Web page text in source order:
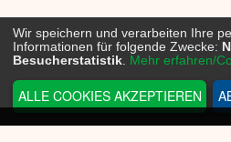
Wir speichern und verarbeiten Ihre
Informationen für folgende Zwecke:
Besucherstatistik Mehr erfahren/
ALLE COOKIES AKZEPTIEREN